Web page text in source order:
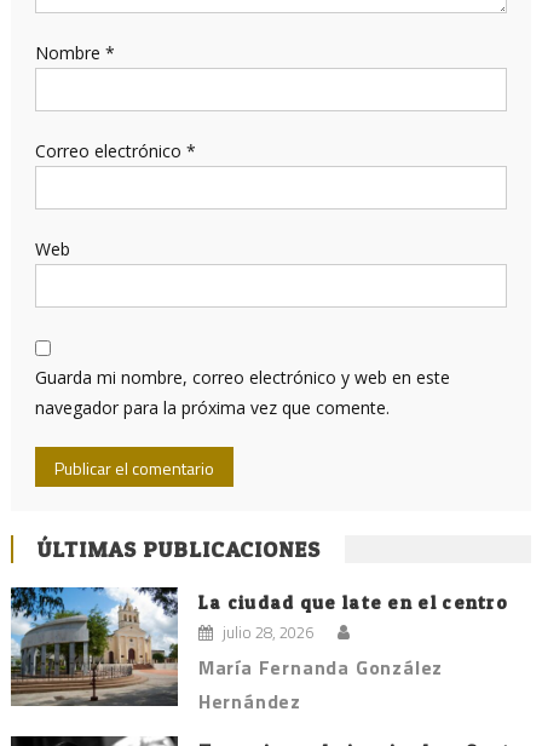
Nombre *
Correo electrónico *
Web
Guarda mi nombre, correo electrónico y web en este
navegador para la próxima vez que comente.
ÚLTIMAS PUBLICACIONES
La ciudad que late en el centro
julio 28, 2026
María Fernanda González
Hernández